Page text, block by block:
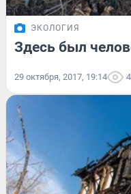
ЭКОЛОГИЯ
Здесь был
29 октября, 2017, 19:14